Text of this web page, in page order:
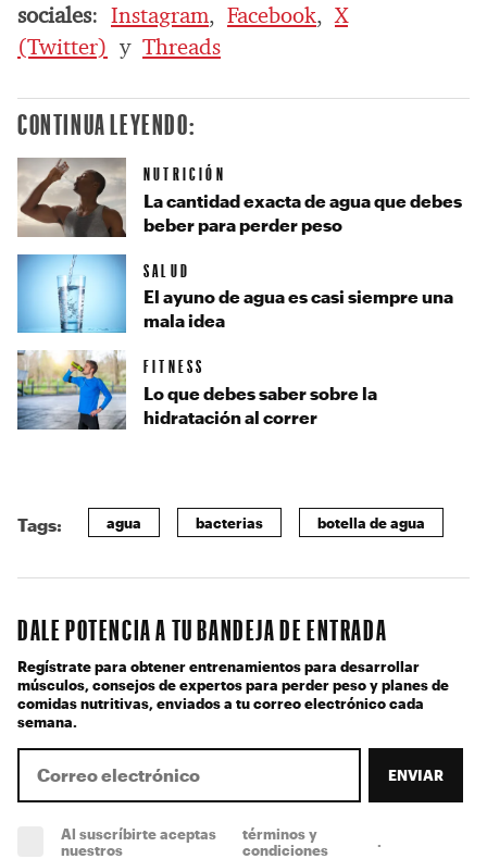
sociales: Instagram, Facebook,X
(Twitter) y Threads
CONTINUA LEYENDO:
NUTRICIÓN
La cantidad exacta de agua que debes
beber para perder peso
SALUD
El ayuno de agua es casi siempre una
mala idea
FITNESS
Lo que debes saber sobre la
hidratación al correr
Tags: agua bacterias botella de agua
DALE POTENCIA A TU BANDEJA DE ENTRADA
Regístrate para obtener entrenamientos para desarrollar
músculos, consejos de expertos para perder peso y planes de
comidas nutritivas, enviados a tu correo electrónico cada
semana.
ENVIAR
Al suscríbirte aceptas
nuestros
términos y
condiciones
.